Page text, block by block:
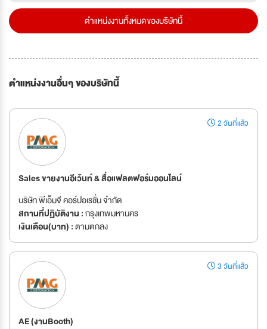
ตำแหน่งงานทั้งหมดของบริษัทนี้
ตำแหน่งงานอื่นๆ ของบริษัทนี้
2 วันที่แล้ว
Sales ขายงานอีเว้นท์ & สื่อแฟลตฟอร์มออนไลน์
บริษัท พีเอ็มจี คอร์ปอเรชั่น จำกัด
สถานที่ปฏิบัติงาน :กรุงเทพมหานคร
เงินเดือน(บาท) :ตามตกลง
3 วันที่แล้ว
AE (งานBooth)